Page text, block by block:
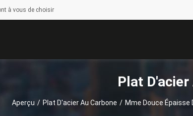
à vous de choisir
Plat
Aperçu / Plat D'acier Au Carbone / Mme Douce Épaisse